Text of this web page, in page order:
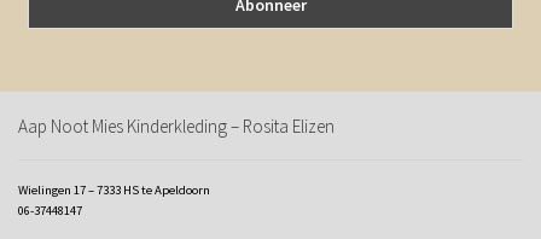
Aap Noot Mies Kinderkleding – Rosita Elizen
Wielingen 17 – 7333 HS te Apeldoorn
06-37448147